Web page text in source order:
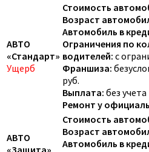
АВТО
«Стандарт»
Ущерб
Стоимость
Возраст
Автомобиль в
Ограничения по
водителей: с
Франшиза:
руб.
Выплата: без
Ремонт у
АВТО
Стоимость
Возраст
Автомобиль в